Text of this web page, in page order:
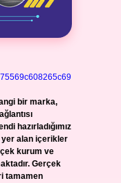
bir marka,
hazırladığımız
yer alan içerikler
kurum ve
Gerçek
tamamen